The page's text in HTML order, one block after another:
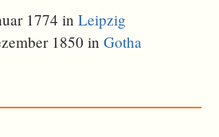
1774 inLeipzig
1850 inGotha